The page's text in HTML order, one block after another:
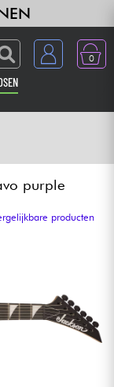
0
purple
producten